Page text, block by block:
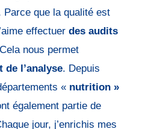
Parce que la qualité est
effectuer des audits
nous permet
l’analyse. Depuis
« nutrition »
également partie de
jour, j’enrichis mes